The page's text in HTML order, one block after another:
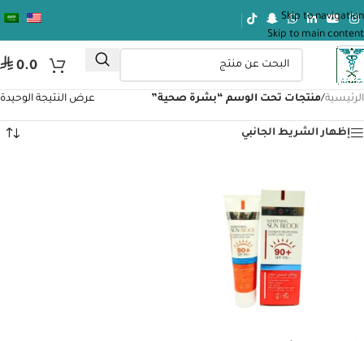
Skip to navigation
Skip to main content
⃁ 0.0
الرئيسية/منتجات تحت الوسم “بشرة صحية” عرض النتيجة الوحيدة
إظهار الشريط الجانبي